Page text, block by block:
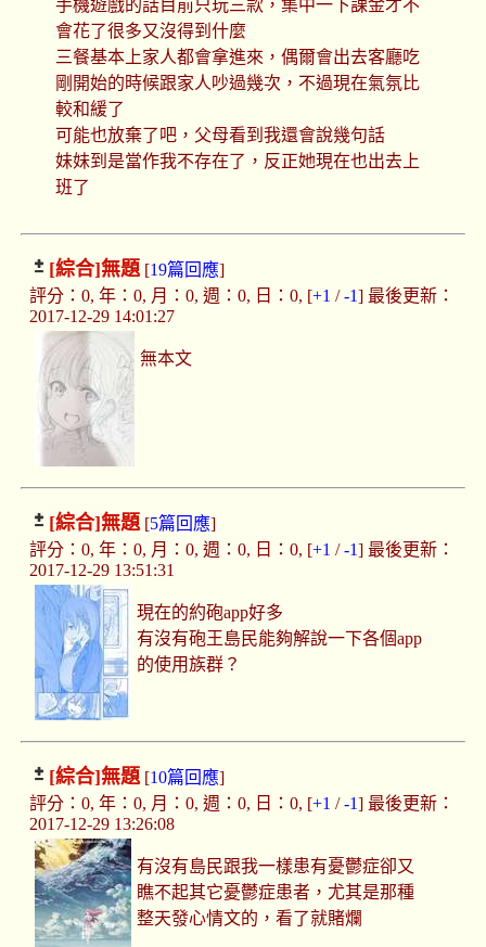
手機遊戲的話目前只玩三款，集中一下課金才不
會花了很多又沒得到什麼
三餐基本上家人都會拿進來，偶爾會出去客廳吃
剛開始的時候跟家人吵過幾次，不過現在氣氛比
較和緩了
可能也放棄了吧，父母看到我還會說幾句話
妹妹到是當作我不存在了，反正她現在也出去上
班了
[綜合]無題[19篇回應]
評分：0, 年：0, 月：0, 週：0, 日：0, [+1 /-1] 最後更新：
2017-12-29 14:01:27
無本文
[綜合]無題[5篇回應]
評分：0, 年：0, 月：0, 週：0, 日：0, [+1 /-1] 最後更新：
2017-12-29 13:51:31
現在的約砲app好多
有沒有砲王島民能夠解說一下各個app
的使用族群？
[綜合]無題[10篇回應]
評分：0, 年：0, 月：0, 週：0, 日：0, [+1 /-1] 最後更新：
2017-12-29 13:26:08
有沒有島民跟我一樣患有憂鬱症卻又
瞧不起其它憂鬱症患者，尤其是那種
整天發心情文的，看了就賭爛